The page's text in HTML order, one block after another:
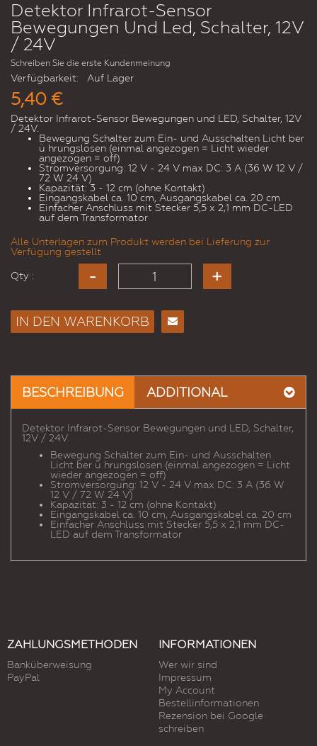
Detektor Infrarot-Sensor
Bewegungen Und Led, Schalter, 12V
/ 24V
Schreiben Sie die erste Kundenmeinung
Verfügbarkeit: Auf Lager
5,40 €
Detektor Infrarot-Sensor Bewegungen und LED, Schalter, 12V
/ 24V.
Bewegung Schalter zum Ein- und Ausschalten Licht ber
ü hrungslosen (einmal angezogen = Licht wieder
angezogen = off)
Stromversorgung: 12 V - 24 V max DC: 3 A (36 W 12 V /
72 W 24 V)
Kapazität: 3 - 12 cm (ohne Kontakt)
Eingangskabel ca. 10 cm, Ausgangskabel ca. 20 cm
Einfacher Anschluss mit Stecker 5,5 x 2,1 mm DC-LED
auf dem Transformator
Alle Unterlagen zum Produkt werden bei Lieferung zur
Verfügung gestellt
Qty :
IN DEN WARENKORB
Freund
BESCHREIBUNG ADDITIONAL
Detektor Infrarot-Sensor Bewegungen und LED, Schalter,
12V / 24V.
Bewegung Schalter zum Ein- und Ausschalten
Licht ber ü hrungslosen (einmal angezogen = Licht
wieder angezogen = off)
Stromversorgung: 12 V - 24 V max DC: 3 A (36 W
12 V / 72 W 24 V)
Kapazität: 3 - 12 cm (ohne Kontakt)
Eingangskabel ca. 10 cm, Ausgangskabel ca. 20 cm
Einfacher Anschluss mit Stecker 5,5 x 2,1 mm DC-
LED auf dem Transformator
ZAHLUNGSMETHODEN
Banküberweisung
PayPal
INFORMATIONEN
Wer wir sind
Impressum
My Account
Bestellinformationen
Rezension bei Google
schreiben